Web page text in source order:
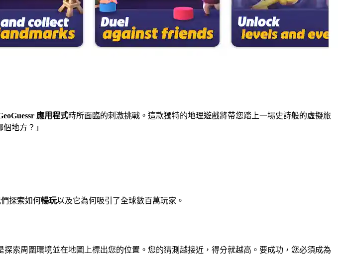
應用程式時所面臨的刺激挑戰。這款獨特的地理遊戲將帶您踏上一場史詩般的虛擬旅
地方？」
探索如何暢玩以及它為何吸引了全球數百萬玩家。
索周圍環境並在地圖上標出您的位置。您的猜測越接近，得分就越高。要成功，您必須成為